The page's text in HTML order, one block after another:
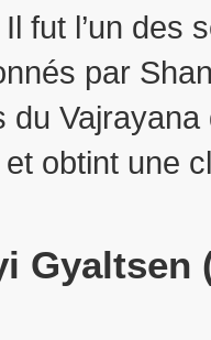
fut l’un des
par
du
obtint une
Gyaltsen